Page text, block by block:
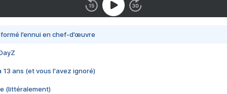
l’ennui en chef-d’œuvre
13 ans (et vous l'avez ignoré)
(littéralement)